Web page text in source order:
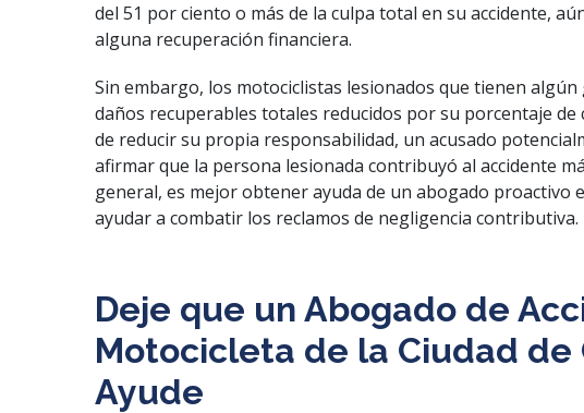
del 51 por ciento o más de la culpa total en su accidente,
alguna recuperación financiera.
Sin embargo, los motociclistas lesionados que tienen
daños recuperables totales reducidos por su porcentaje de
de reducir su propia responsabilidad, un acusado
afirmar que la persona lesionada contribuyó al accidente
general, es mejor obtener ayuda de un abogado proactivo
ayudar a combatir los reclamos de negligencia contributiva.
Deje que un Abogado de
Motocicleta de la Ciudad
Ayude